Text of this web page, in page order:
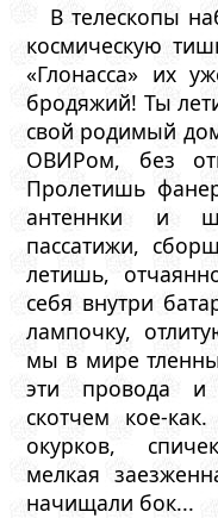
В телескопы
космическую
«Глонасса» их
бродяжий! Ты
свой родимый
ОВИРом, без
Пролетишь
антеннки и
пассатижи,
летишь,
себя внутри
лампочку,
мы в мире
эти провода и
скотчем кое-
окурков,
мелкая
начищали бок...